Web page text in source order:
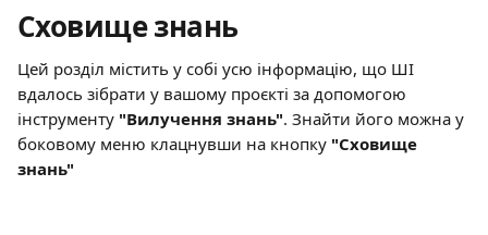
Сховище знань
Цей розділ містить у собі усю інформацію, що ШІ
вдалось зібрати у вашому проєкті за допомогою
інструменту "Вилучення знань". Знайти його можна у
боковому меню клацнувши на кнопку "Сховище
знань"